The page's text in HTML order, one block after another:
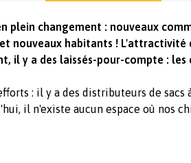
plein changement : nouveaux
nouveaux habitants ! L'attractivité
il y a des laissés-pour-compte : les
: il y a des distributeurs de
il n'existe aucun espace où nos